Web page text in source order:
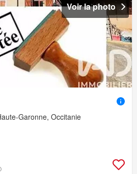
Voir la photo
Garonne, Occitanie